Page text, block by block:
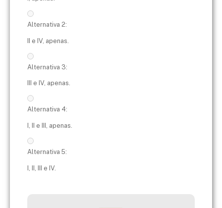
Alternativa 2:
II e IV, apenas.
Alternativa 3:
III e IV, apenas.
Alternativa 4:
I, II e III, apenas.
Alternativa 5:
I, II, III e IV.